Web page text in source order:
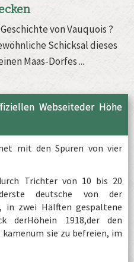
von Vauquois ?
Schicksal dieses
Maas-Dorfes ...
Webseiteder Höhe
mit den Spuren von vier
Trichter von 10 bis 20
deutsche von der
in zwei Hälften gespaltene
derHöhein 1918,der den
sie zu befreien, im